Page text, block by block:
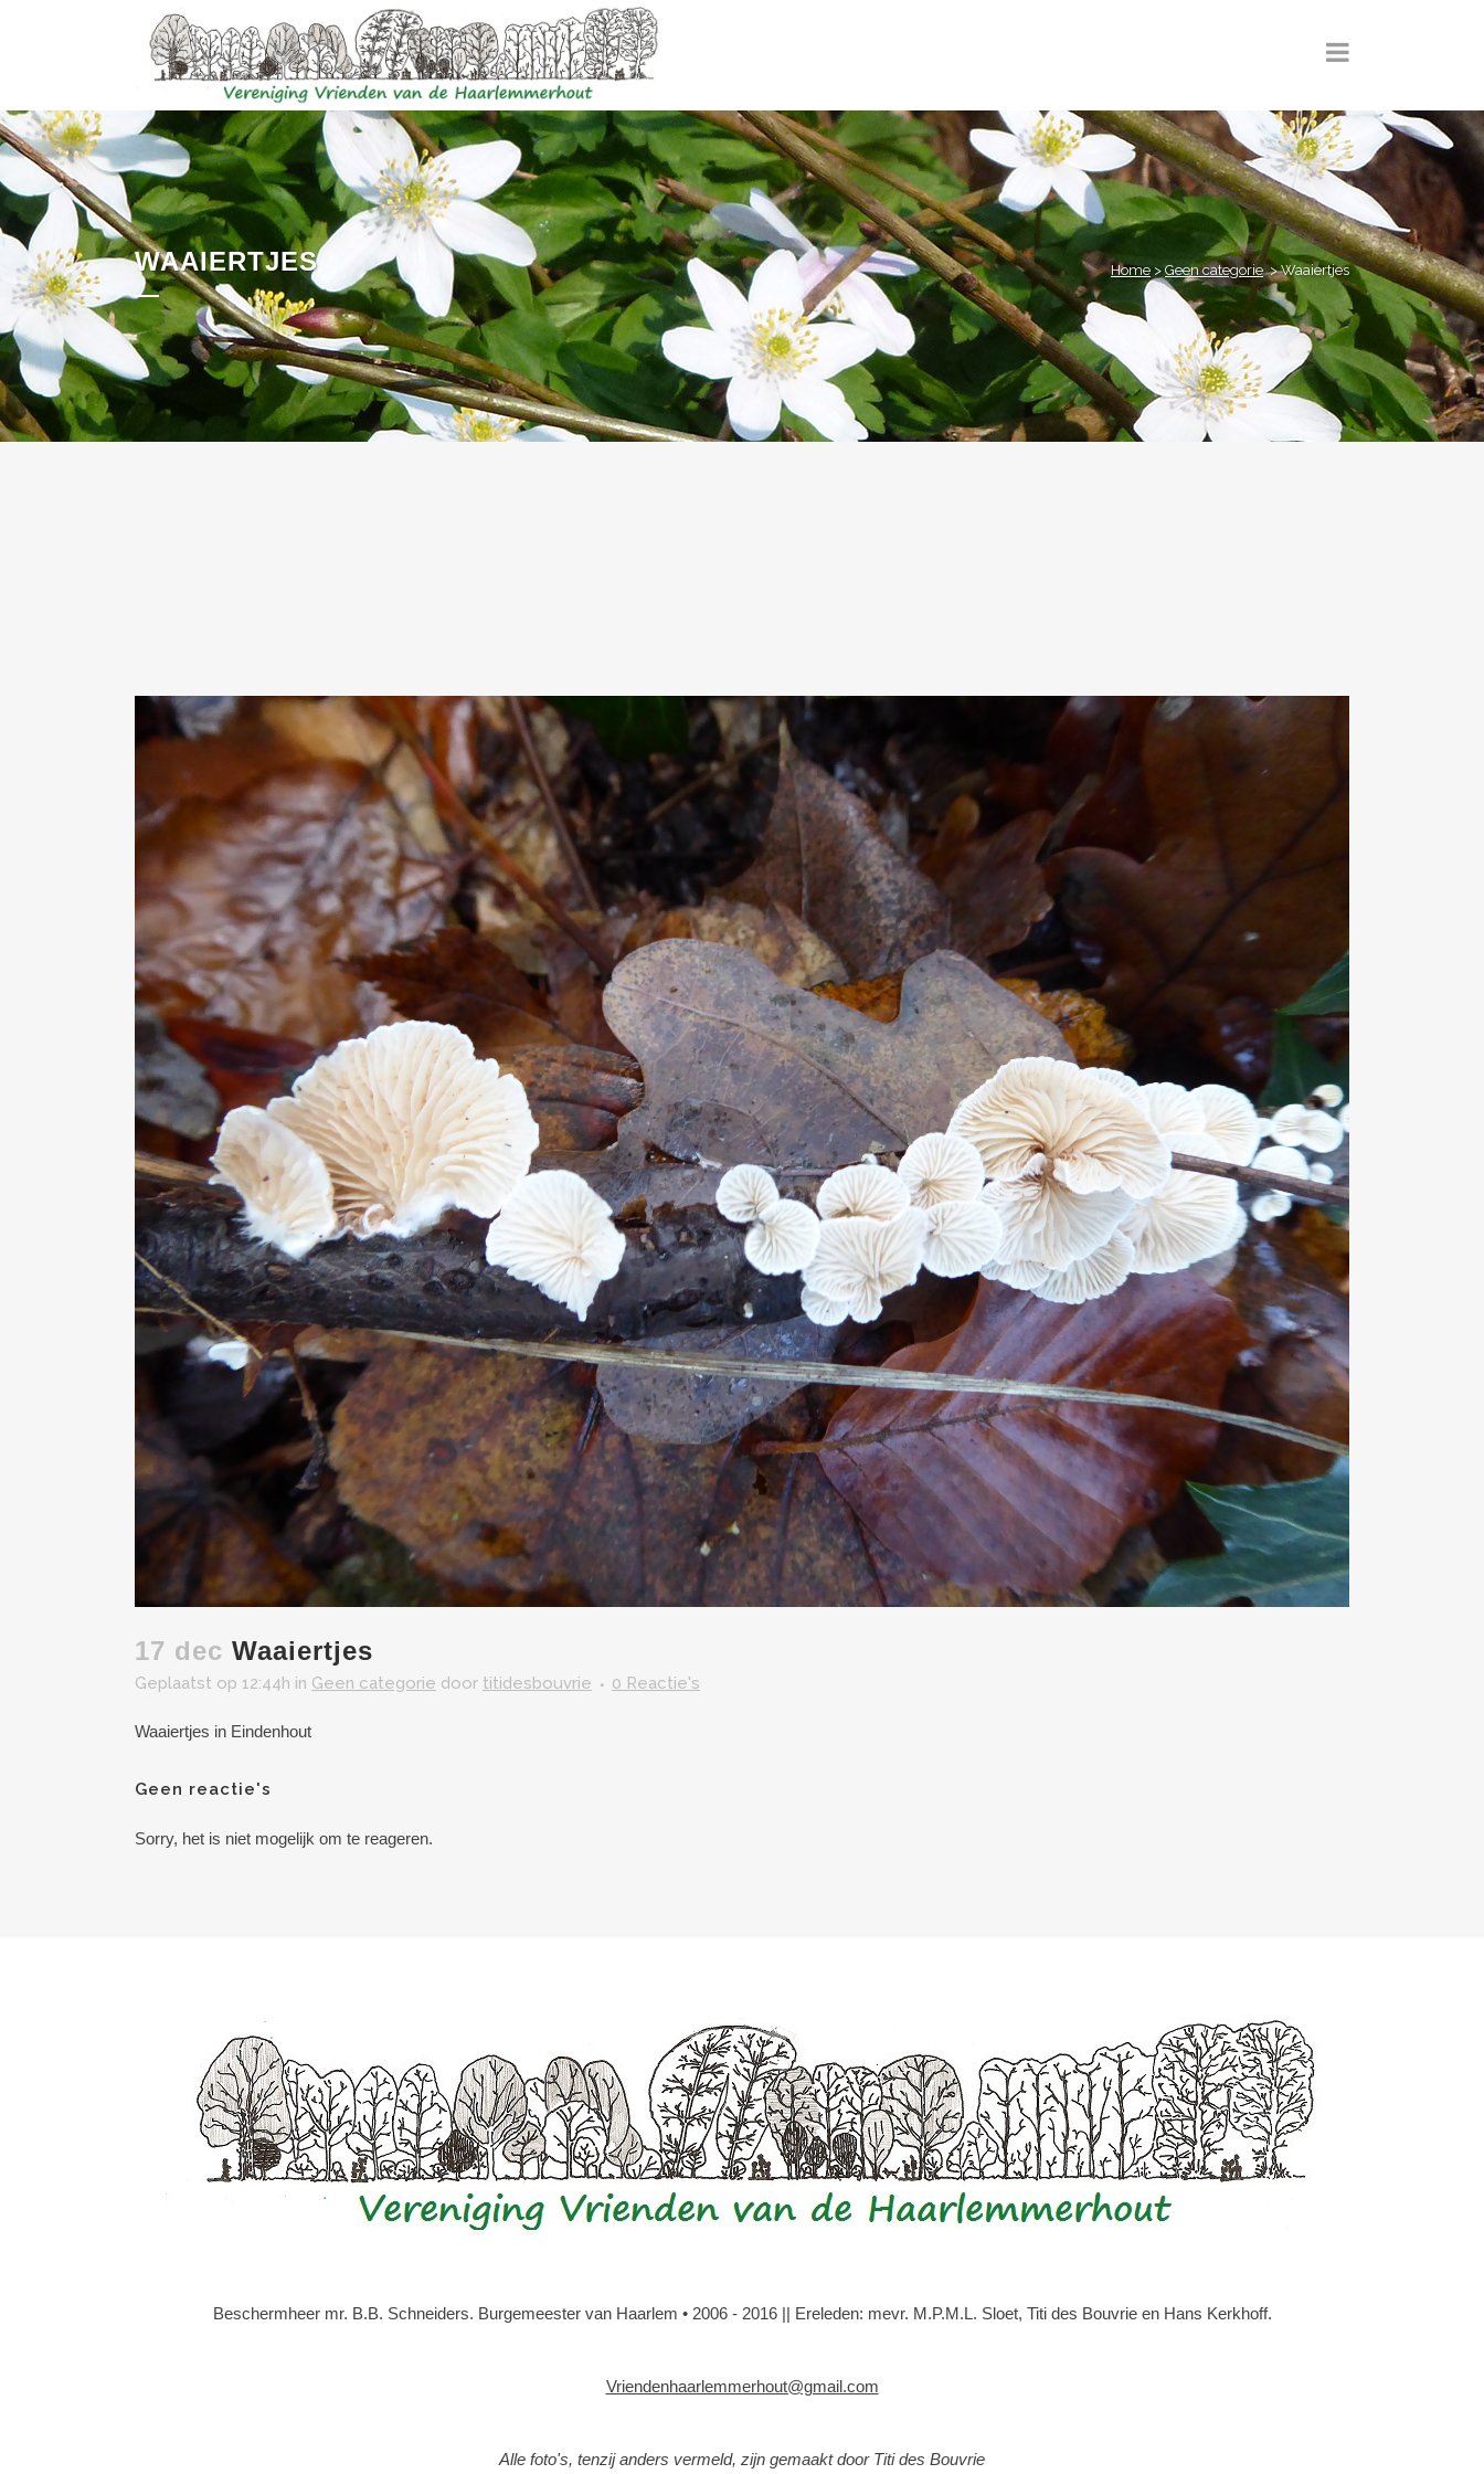
WAAIERTJES Home > Geen categorie >Waaiertjes
17 dec Waaiertjes
Geplaatst op 12:44h in Geen categorie door titidesbouvrie 0 Reactie's
Waaiertjes in Eindenhout
Geen reactie's
Sorry, het is niet mogelijk om te reageren.
Beschermheer mr. B.B. Schneiders. Burgemeester van Haarlem • 2006 - 2016 || Ereleden: mevr. M.P.M.L. Sloet, Titi des Bouvrie en Hans Kerkhoff.
Vriendenhaarlemmerhout@gmail.com
Alle foto's, tenzij anders vermeld, zijn gemaakt door Titi des Bouvrie